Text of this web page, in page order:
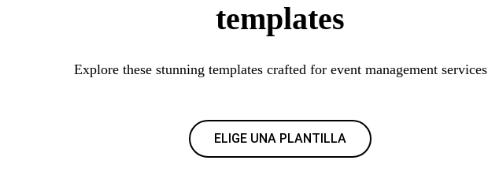
templates
Explore these stunning templates crafted for event management services
ELIGE UNA PLANTILLA